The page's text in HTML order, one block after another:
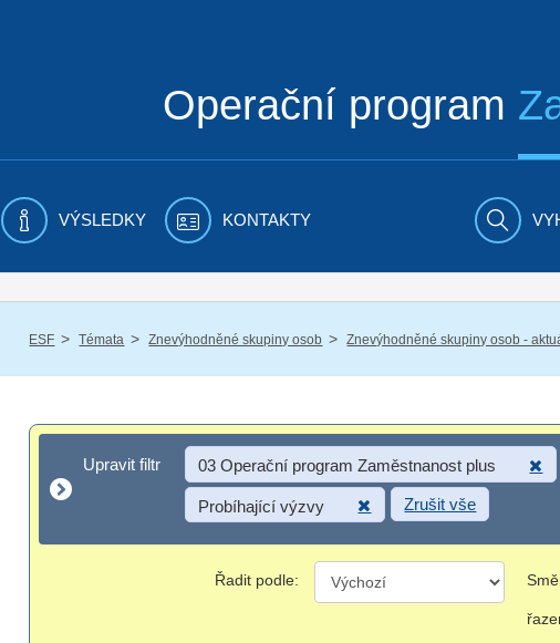
Operační program
VÝSLEDKY KONTAKTY
ESF / Témata / Znevýhodněné skupiny osob / Znevýhodněné skupiny osob -
Upravit filtr
Upravit filtr 03 Operační program Zaměstnanost plus
Probíhající výzvy Zrušit vše
Řadit podle: